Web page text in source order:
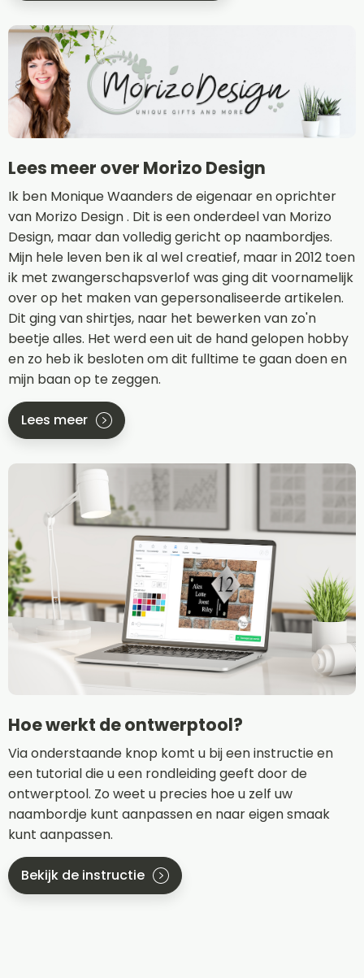
Lees meer over Morizo Design
Ik ben Monique Waanders de eigenaar en oprichter
van Morizo Design . Dit is een onderdeel van Morizo
Design, maar dan volledig gericht op naambordjes.
Mijn hele leven ben ik al wel creatief, maar in 2012 toen
ik met zwangerschapsverlof was ging dit voornamelijk
over op het maken van gepersonaliseerde artikelen.
Dit ging van shirtjes, naar het bewerken van zo'n
beetje alles. Het werd een uit de hand gelopen hobby
en zo heb ik besloten om dit fulltime te gaan doen en
mijn baan op te zeggen.
Lees meer
Hoe werkt de ontwerptool?
Via onderstaande knop komt u bij een instructie en
een tutorial die u een rondleiding geeft door de
ontwerptool. Zo weet u precies hoe u zelf uw
naambordje kunt aanpassen en naar eigen smaak
kunt aanpassen.
Bekijk de instructie